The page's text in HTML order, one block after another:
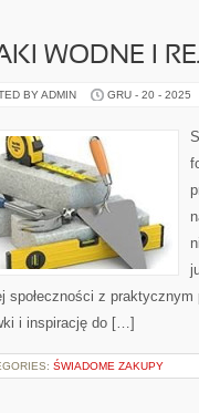
WODNE I
BY ADMIN GRU - 20 - 2025
społeczności z
i inspirację do […]
ŚWIADOME ZAKUPY